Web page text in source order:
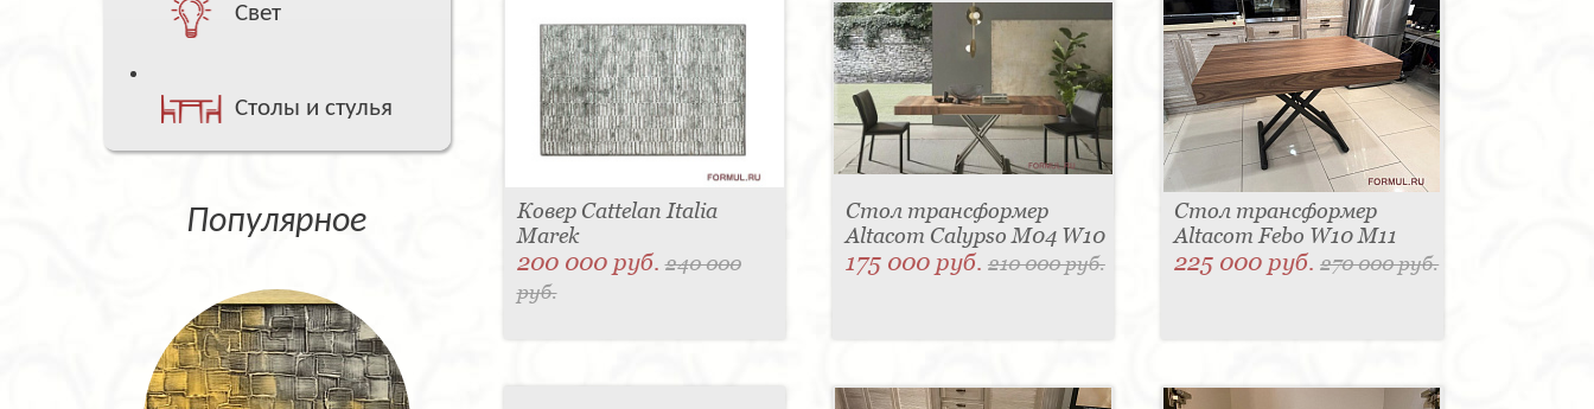
Свет
Столы и стулья
Популярное
Ковер Cattelan Italia
Marek
200 000 руб.240 000
руб.
Стол трансформер
Altacom Calypso M04 W10
175 000 руб. 210 000 руб.
Стол трансформер
Altacom Febo W10 M11
225 000 руб.270 000 руб.